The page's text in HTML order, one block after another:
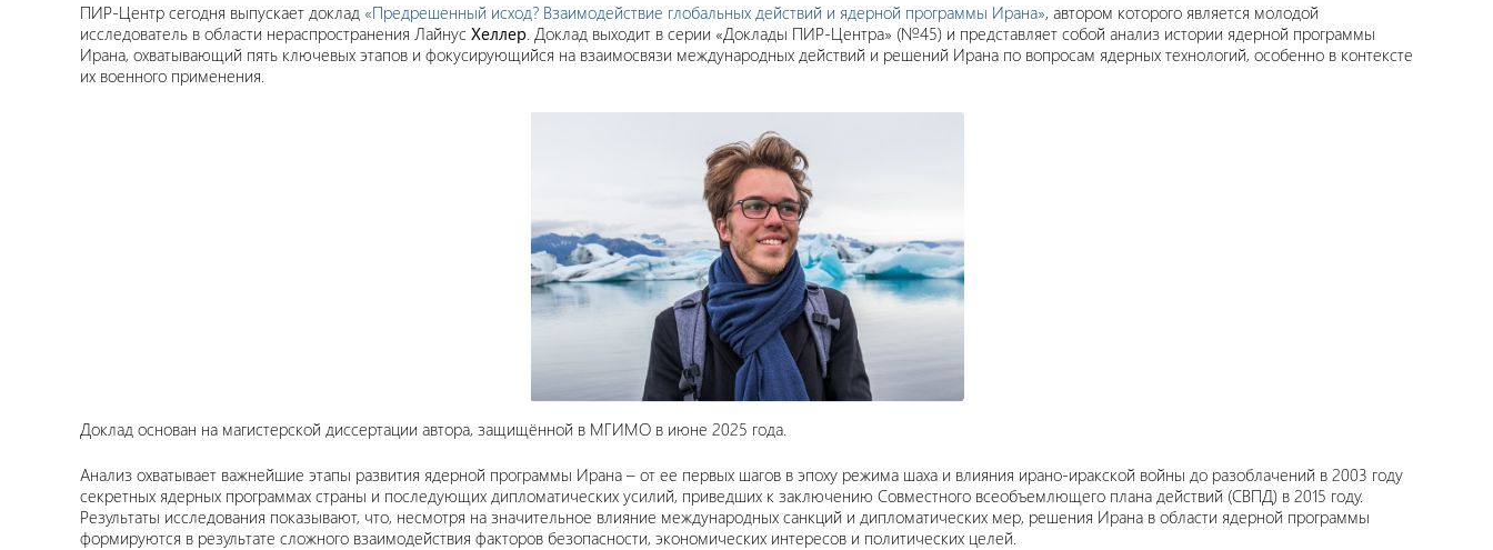
ПИР-Центр сегодня выпускает доклад «Предрешенный исход? Взаимодействие глобальных действий и ядерной программы Ирана», автором которого является молодой
исследователь в области нераспространения Лайнус Хеллер. Доклад выходит в серии «Доклады ПИР-Центра» (№45) и представляет собой анализ истории ядерной программы
Ирана, охватывающий пять ключевых этапов и фокусирующийся на взаимосвязи международных действий и решений Ирана по вопросам ядерных технологий, особенно в контексте
их военного применения.
Доклад основан на магистерской диссертации автора, защищённой в МГИМО в июне 2025 года.
Анализ охватывает важнейшие этапы развития ядерной программы Ирана – от ее первых шагов в эпоху режима шаха и влияния ирано-иракской войны до разоблачений в 2003 году
секретных ядерных программах страны и последующих дипломатических усилий, приведших к заключению Совместного всеобъемлющего плана действий (СВПД) в 2015 году.
Результаты исследования показывают, что, несмотря на значительное влияние международных санкций и дипломатических мер, решения Ирана в области ядерной программы
формируются в результате сложного взаимодействия факторов безопасности, экономических интересов и политических целей.